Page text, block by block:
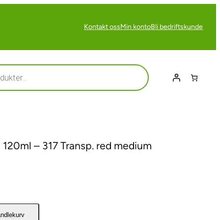
Kontakt ossMin kontoBli bedriftskunde
– 317 Transp. red medium